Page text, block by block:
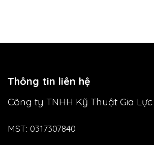
Thông tin liên hệ
Công ty TNHH Kỹ Thuật Gia Lực
MST: 0317307840